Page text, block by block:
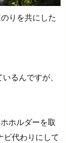
りを共にした
るんですが、
ホルダーを取
ビ代わりにして